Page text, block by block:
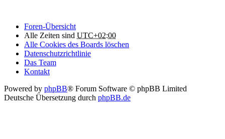
Foren-Übersicht
Alle Zeiten sind UTC+02:00
Alle Cookies des Boards löschen
Datenschutzrichtlinie
Das Team
Kontakt
Powered by phpBB® Forum Software © phpBB Limited
Deutsche Übersetzung durch phpBB.de